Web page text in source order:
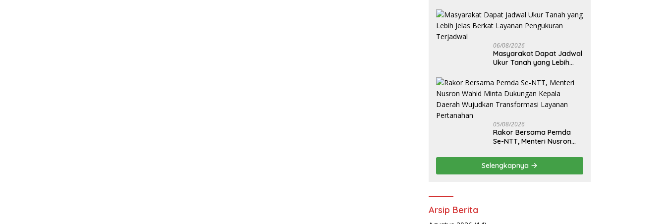
06/08/2026
Masyarakat Dapat Jadwal
Ukur Tanah yang Lebih
Pengukuran Terjadwal
05/08/2026
Rakor Bersama Pemda
Se-NTT, Menteri Nusron
Kepala Daerah Wujudkan
Transformasi Layanan
Pertanahan
Selengkapnya
Arsip Berita